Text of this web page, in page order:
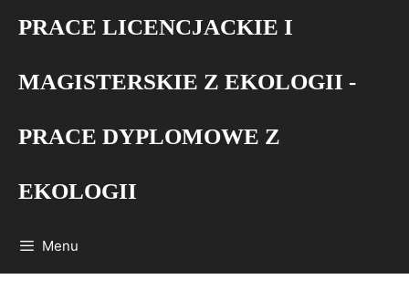
PRACE LICENCJACKIE I
MAGISTERSKIE Z EKOLOGII -
PRACE DYPLOMOWE Z
EKOLOGII
Menu